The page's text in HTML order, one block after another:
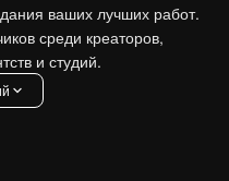
ваших лучших работ.
среди креаторов,
и студий.